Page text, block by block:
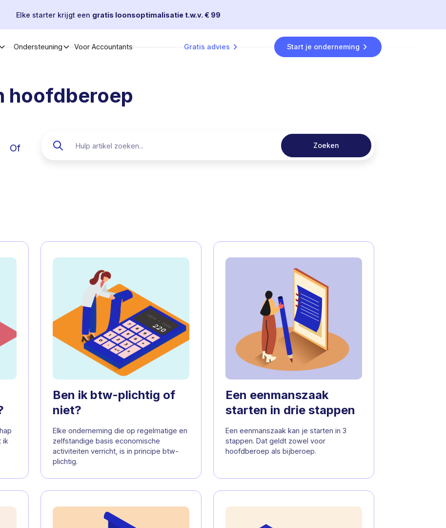
Elke starter krijgt een gratis loonsoptimalisatie t.w.v. € 99
Ondersteuning Voor Accountants Gratis advies Start je onderneming
hoofdberoep
Of
ik
Ben ik btw-plichtig of
niet?
Elke onderneming die op regelmatige en
zelfstandige basis economische
activiteiten verricht, is in principe btw-
plichtig.
Een eenmanszaak
starten in drie stappen
Een eenmanszaak kan je starten in 3
stappen. Dat geldt zowel voor
hoofdberoep als bijberoep.